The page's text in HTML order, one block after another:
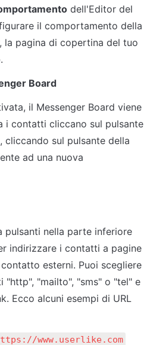
dell'Editor del
il comportamento della
la pagina di copertina del tuo
Board
il Messenger Board viene
i contatti cliccano sul pulsante
cliccando sul pulsante della
ad una nuova
pulsanti nella parte inferiore
indirizzare i contatti a pagine
esterni. Puoi scegliere
"http", "mailto", "sms" o "tel" e
Ecco alcuni esempi di URL
www.userlike.com